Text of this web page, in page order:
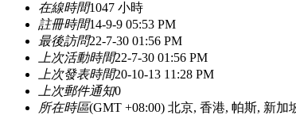
在線時間1047 小時
註冊時間14-9-9 05:53 PM
最後訪問22-7-30 01:56 PM
上次活動時間22-7-30 01:56 PM
上次發表時間20-10-13 11:28 PM
上次郵件通知0
所在時區(GMT +08:00) 北京, 香港, 帕斯, 新加